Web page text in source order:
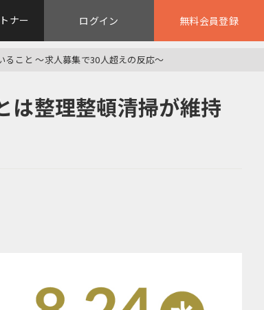
ナー ログイン 無料会員登録
ること ～求人募集で30人超えの反応～
は整理整頓清掃が維持